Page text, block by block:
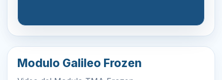
Modulo Galileo Frozen